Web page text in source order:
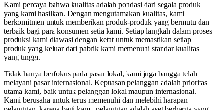
Kami percaya bahwa kualitas adalah pondasi dari segala produk
yang kami hasilkan. Dengan mengutamakan kualitas, kami
berkomitmen untuk memberikan produk-produk yang bermutu dan
terbaik bagi para konsumen setia kami. Setiap langkah dalam proses
produksi kami diawasi dengan ketat untuk memastikan setiap
produk yang keluar dari pabrik kami memenuhi standar kualitas
yang tinggi.
Tidak hanya berfokus pada pasar lokal, kami juga bangga telah
melayani pasar internasional. Kepuasan pelanggan adalah prioritas
utama kami, baik untuk pelanggan lokal maupun internasional.
Kami berusaha untuk terus memenuhi dan melebihi harapan